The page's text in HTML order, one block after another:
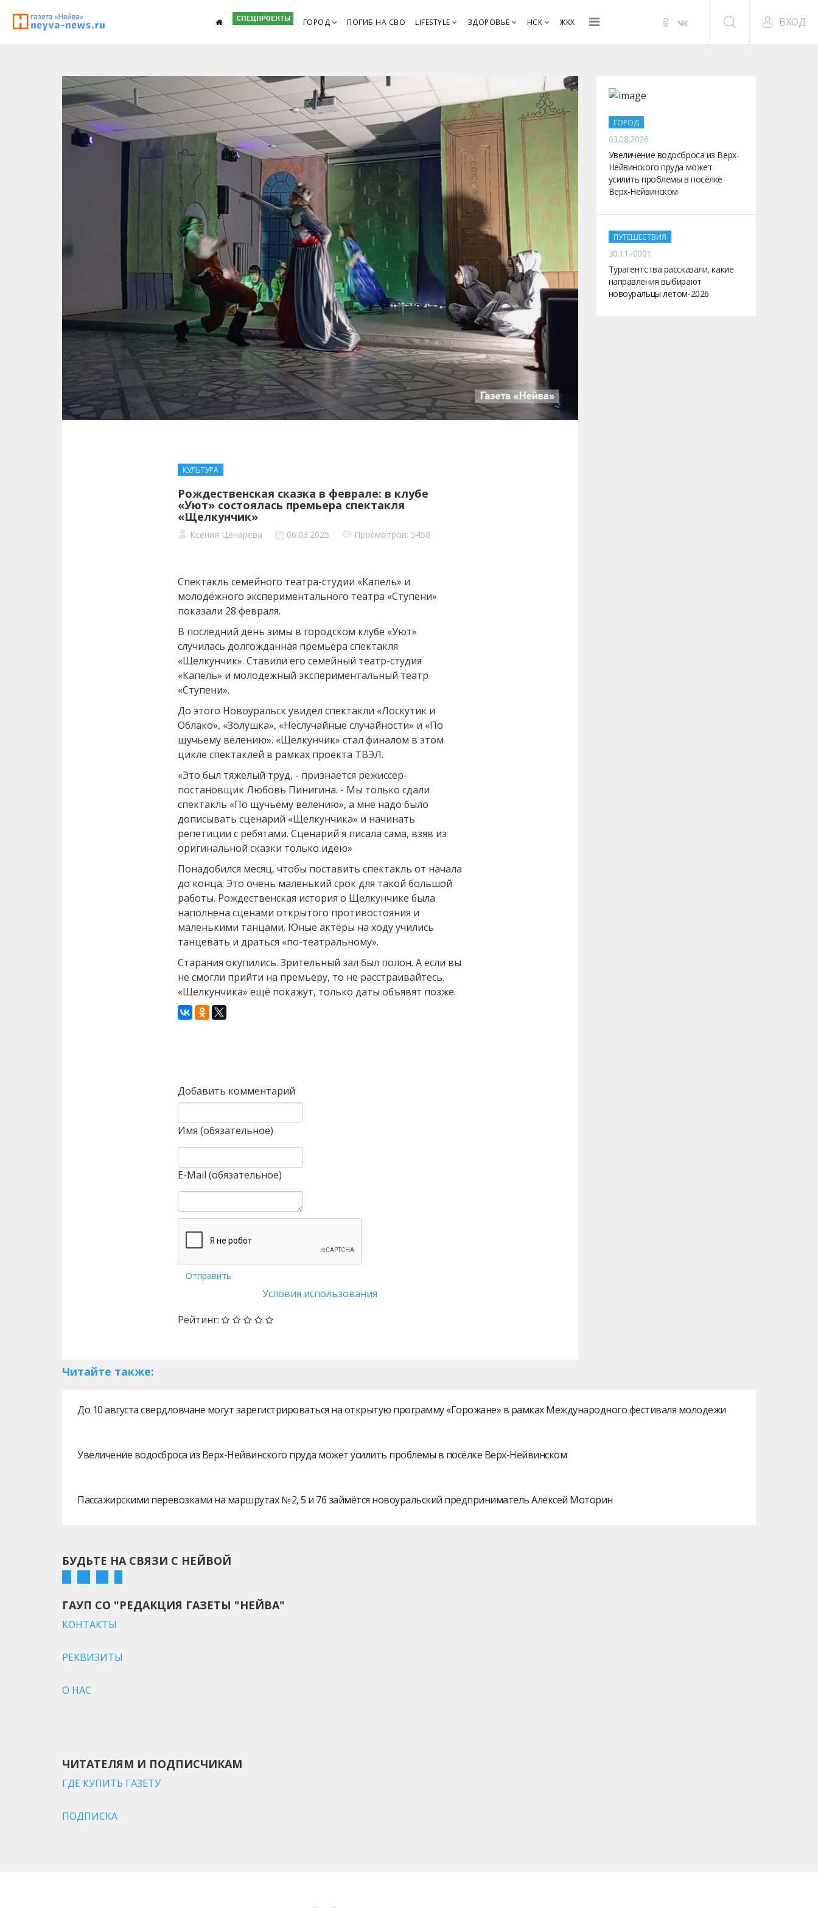
ГОРОД ПОГИБ НА СВО LIFESTYLE ЗДОРОВЬЕ НСК ЖКХ ВХОД
КУЛЬТУРА
Рождественская сказка в феврале: в клубе
«Уют» состоялась премьера спектакля
«Щелкунчик»
Ксения Ценарева 06.03.2025 Просмотров: 5458
Спектакль семейного театра-студии «Капель» и
молодёжного экспериментального театра «Ступени»
показали 28 февраля.
В последний день зимы в городском клубе «Уют»
случилась долгожданная премьера спектакля
«Щелкунчик». Ставили его семейный театр-студия
«Капель» и молодёжный экспериментальный театр
«Ступени».
До этого Новоуральск увидел спектакли «Лоскутик и
Облако», «Золушка», «Неслучайные случайности» и «По
щучьему велению». «Щелкунчик» стал финалом в этом
цикле спектаклей в рамках проекта ТВЭЛ.
«Это был тяжелый труд, - признается режиссер-
постановщик Любовь Пинигина. - Мы только сдали
спектакль «По щучьему велению», а мне надо было
дописывать сценарий «Щелкунчика» и начинать
репетиции с ребятами. Сценарий я писала сама, взяв из
оригинальной сказки только идею»
Понадобился месяц, чтобы поставить спектакль от начала
до конца. Это очень маленький срок для такой большой
работы. Рождественская история о Щелкунчике была
наполнена сценами открытого противостояния и
маленькими танцами. Юные актёры на ходу учились
танцевать и драться «по-театральному».
Старания окупились. Зрительный зал был полон. А если вы
не смогли прийти на премьеру, то не расстраивайтесь.
«Щелкунчика» ещё покажут, только даты объявят позже.
Добавить комментарий
Имя (обязательное)
E-Mail (обязательное)
Отправить
Условия использования
Рейтинг:
ГОРОД
03.08.2026
Увеличение водосброса из Верх-
Нейвинского пруда может
усилить проблемы в посёлке
Верх-Нейвинском
ПУТЕШЕСТВИЯ
30.11.-0001
Турагентства рассказали, какие
направления выбирают
новоуральцы летом-2026
Читайте также:
До 10 августа свердловчане могут зарегистрироваться на открытую программу «Горожане» в рамках Международного фестиваля молодежи
Увеличение водосброса из Верх-Нейвинского пруда может усилить проблемы в посёлке Верх-Нейвинском
Пассажирскими перевозками на маршрутах № 2, 5 и 76 займётся новоуральский предприниматель Алексей Моторин
БУДЬТЕ НА СВЯЗИ С НЕЙВОЙ
ГАУП СО "РЕДАКЦИЯ ГАЗЕТЫ "НЕЙВА"
КОНТАКТЫ
РЕКВИЗИТЫ
О НАС
ЧИТАТЕЛЯМ И ПОДПИСЧИКАМ
ГДЕ КУПИТЬ ГАЗЕТУ
ПОДПИСКА